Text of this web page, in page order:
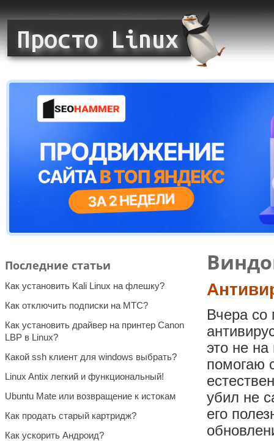
Вчера со
это не
помогаю
убил не
его
Последние статьи
Как установить Kali Linux на флешку?
Как отключить подписки на МТС?
Как установить драйвер на принтер Canon
LBP в Linux?
Какой ssh клиент для windows выбрать?
Linux Antix легкий и функциональный!
Ubuntu Mate или возвращение к истокам
Как продать старый картридж?
Как ускорить Андроид?